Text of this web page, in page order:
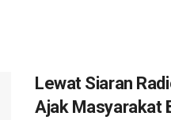
Lewat Siaran
Ajak Masyarakat